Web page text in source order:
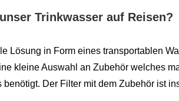
Trinkwasser auf Reisen?
Lösung in Form eines transportablen
kleine Auswahl an Zubehör welches
benötigt. Der Filter mit dem Zubehör ist